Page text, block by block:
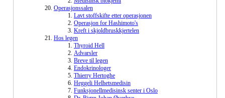
Operasjonssalen
Lavt stoffskifte etter operasjonen
Operasjon for Hashimoto's
Kreft i skjoldbruskkjertelen
Hos legen
Thyroid Hell
Advarsler
Breve til legen
Endokrinologer
Thierry Hertoghe
Heggeli Helhetsmedisin
Funksjonellmedisinsk senter i Oslo